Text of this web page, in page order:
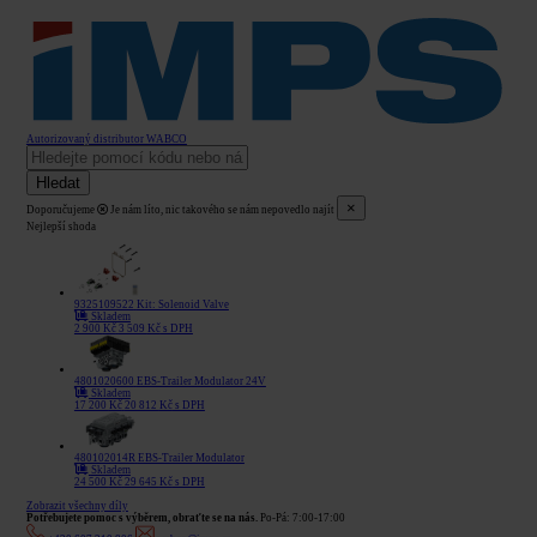
Autorizovaný distributor WABCO
Hledat
Doporučujeme Je nám líto, nic takového se nám nepovedlo najít ×
Nejlepší shoda
9325109522 Kit: Solenoid Valve
Skladem
2 900 Kč 3 509 Kčs DPH
4801020600 EBS-Trailer Modulator 24V
Skladem
17 200 Kč 20 812 Kčs DPH
480102014R EBS-Trailer Modulator
Skladem
24 500 Kč 29 645 Kčs DPH
Zobrazit všechny díly
Potřebujete pomoc s výběrem, obraťte se na nás.
Po-Pá: 7:00-17:00